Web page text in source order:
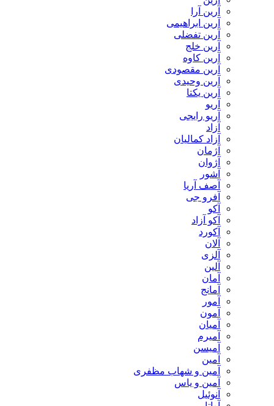
آرین آرا
آرین ابراهیمی
آرین تفضلی
آرین خلج
آرین کاوه
آرین مقصودی
آرین وحیدی
آرین یکتا
آریو
آریو رایجی
آزاد
آزاد کمالیان
آژمان
آژوان
آشور
آصف آریا
آفرو جی
آکو
آکو آزاد
آکورد
آلان
آلزی
آلین
آمان
آمانج
آمور
آمون
آمیان
آمیرم
آمیسن
آمین
آمین و شهاب مظفری
آمین و یاس
آنوئیل